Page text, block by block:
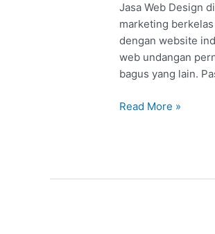
Jasa Web Design
marketing
dengan website
web undangan
bagus yang lain.
:
Murah
Berkualitas
#1
Read More »